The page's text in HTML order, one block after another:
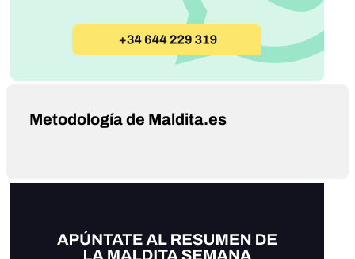
Metodología de Maldita.es